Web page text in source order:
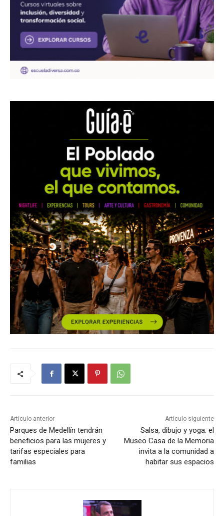
Artículo anterior
Parques de Medellín tendrán
beneficios para las mujeres y
tarifas especiales para
familias
Artículo siguiente
Salsa, dibujo y yoga: el
Museo Casa de la Memoria
invita a la comunidad a
habitar sus espacios